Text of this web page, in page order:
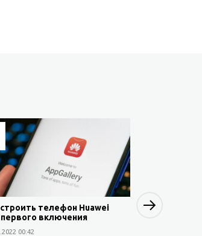
телефон Huawei
первого включения
00:42
Next